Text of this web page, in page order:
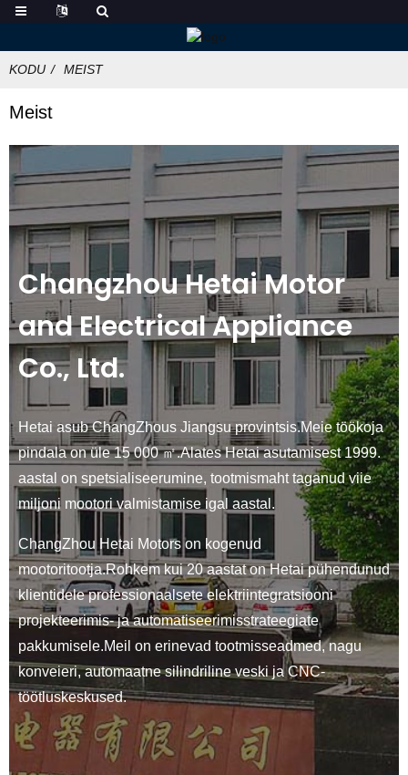
KODU MEIST
Meist
Changzhou Hetai Motor
and Electrical Appliance
Co., Ltd.
Hetai asub ChangZhous Jiangsu provintsis.Meie töökoja
pindala on üle 15 000 ㎡.Alates Hetai asutamisest 1999.
aastal on spetsialiseerumine, tootmismaht taganud viie
miljoni mootori valmistamise igal aastal.
ChangZhou Hetai Motors on kogenud
mootoritootja.Rohkem kui 20 aastat on Hetai pühendunud
klientidele professionaalsete elektriintegratsiooni
projekteerimis- ja automatiseerimisstrateegiate
pakkumisele.Meil on erinevad tootmisseadmed, nagu
konveieri, automaatne silindriline veski ja CNC-
töötluskeskused.